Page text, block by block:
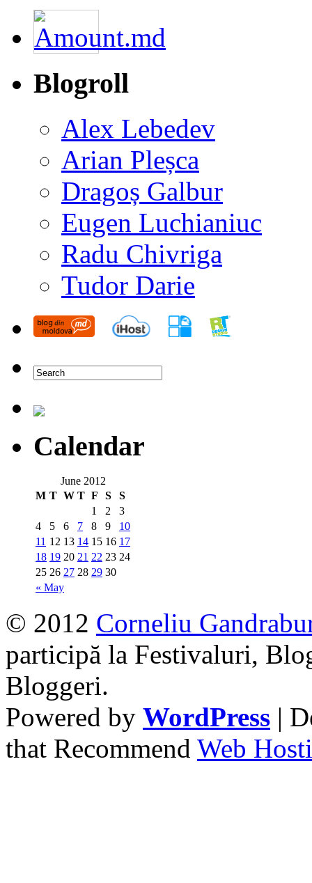
Blogroll
Alex Lebedev
Arian Pleșca
Dragoș Galbur
Eugen Luchianiuc
Radu Chivriga
Tudor Darie
Calendar
June 2012
M T W T F S S
« May
1 2
3
4
5 6 7 8 9
10
11 12 13 14 15 16 17
18 19 20 21 22 23 24
25 26 27 28 29 30
© 2012 Corneliu
participă la Festivaluri,
Bloggeri.
Powered by WordPress |
that Recommend Web